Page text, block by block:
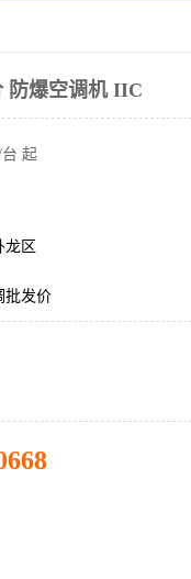
防爆空调机 IIC
起
龙区
批发价